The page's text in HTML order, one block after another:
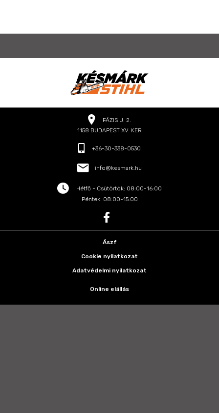
FÁZIS U. 2.
1158 BUDAPEST XV. KER
+36-30-338-0530
info@kesmark.hu
Hétfő - Csütörtök: 08:00-16:00
Péntek: 08:00-15:00
Ászf
Cookie nyilatkozat
Adatvédelmi nyilatkozat
Online elállás